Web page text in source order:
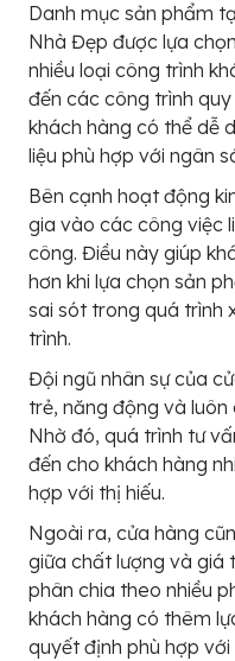
Danh mục sản phẩm
Nhà Đẹp được lựa
nhiều loại công trình
đến các công trình
khách hàng có thể dễ
liệu phù hợp với ngân
Bên cạnh hoạt động
gia vào các công việc
công. Điều này giúp
hơn khi lựa chọn sản
sai sót trong quá trình
trình.
Đội ngũ nhân sự của
trẻ, năng động và
Nhờ đó, quá trình tư
đến cho khách hàng
hợp với thị hiếu.
Ngoài ra, cửa hàng
giữa chất lượng và giá
phân chia theo nhiều
khách hàng có thêm
quyết định phù hợp với